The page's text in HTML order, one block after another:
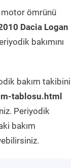
motor ömrünü
Dacia Logan
bakımını
bakım takibini
tablosu.html
Periyodik
bakım